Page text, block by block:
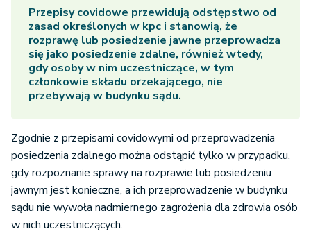
Przepisy covidowe przewidują odstępstwo od
zasad określonych w kpc i stanowią, że
rozprawę lub posiedzenie jawne przeprowadza
się jako posiedzenie zdalne, również wtedy,
gdy osoby w nim uczestniczące, w tym
członkowie składu orzekającego, nie
przebywają w budynku sądu.
Zgodnie z przepisami covidowymi od przeprowadzenia
posiedzenia zdalnego można odstąpić tylko w przypadku,
gdy rozpoznanie sprawy na rozprawie lub posiedzeniu
jawnym jest konieczne, a ich przeprowadzenie w budynku
sądu nie wywoła nadmiernego zagrożenia dla zdrowia osób
w nich uczestniczących.